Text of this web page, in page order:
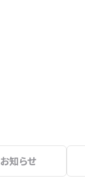
お知らせ